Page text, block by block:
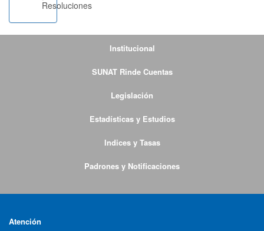
Resoluciones
Institucional
SUNAT Rinde Cuentas
Legislación
Estadísticas y Estudios
Indices y Tasas
Padrones y Notificaciones
Atención